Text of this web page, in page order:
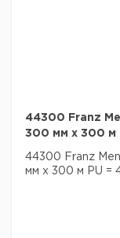
44300 Franz
300 мм x 300 м
44300 Franz
мм x 300 м PU =